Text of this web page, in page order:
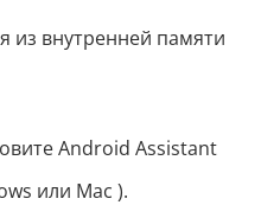
из внутренней памяти
Android Assistant
или Mac ).